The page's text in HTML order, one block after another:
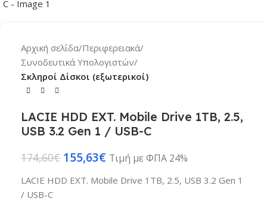
Αρχική σελίδα Περιφερειακά
Συνοδευτικά Υπολογιστών
Σκληροί Δίσκοι (εξωτερικοί)
LACIE HDD EXT. Mobile Drive 1TB, 2.5,
USB 3.2 Gen 1 / USB-C
174,60€ 155,63€ Τιμή με ΦΠΑ 24%
LACIE HDD EXT. Mobile Drive 1TB, 2.5, USB 3.2 Gen 1
/ USB-C